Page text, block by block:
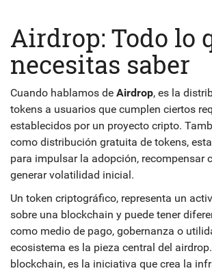
Airdrop: Todo lo
necesitas saber
Cuando hablamos de Airdrop, es la
tokens a usuarios que cumplen ciertos
establecidos por un proyecto cripto.
como distribución gratuita de tokens,
para impulsar la adopción, recompensar
generar volatilidad inicial.
Un token criptográfico, representa un
sobre una blockchain y puede tener
como medio de pago, gobernanza o
ecosistema es la pieza central del
blockchain, es la iniciativa que crea la